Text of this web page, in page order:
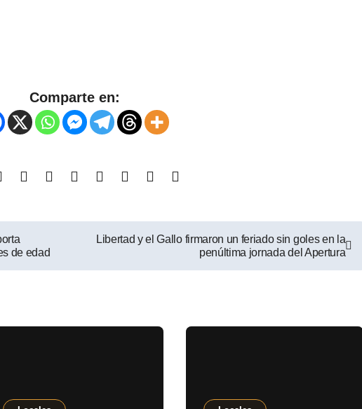
Comparte en:
de edad
Libertad y el Gallo firmaron un feriado sin goles en la
penúltima jornada del Apertura